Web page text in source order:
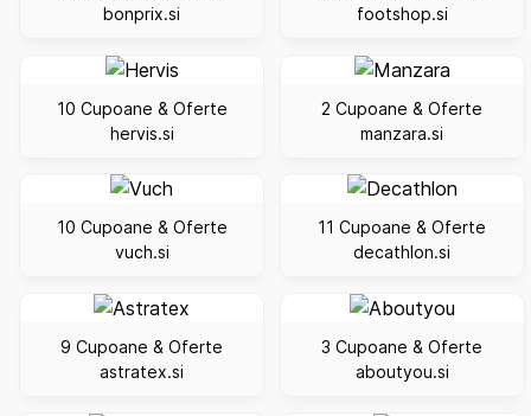
bonprix.si
footshop.si
10 Cupoane & Oferte
hervis.si
2 Cupoane & Oferte
manzara.si
10 Cupoane & Oferte
vuch.si
11 Cupoane & Oferte
decathlon.si
9 Cupoane & Oferte
astratex.si
3 Cupoane & Oferte
aboutyou.si